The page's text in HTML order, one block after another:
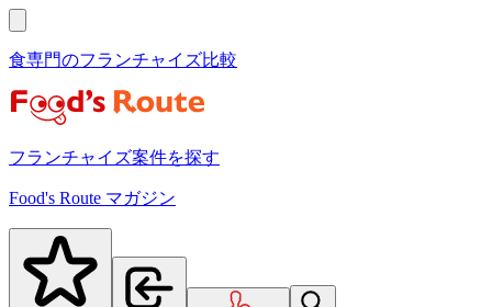
食専門のフランチャイズ比較
フランチャイズ案件を探す
Food's Route マガジン